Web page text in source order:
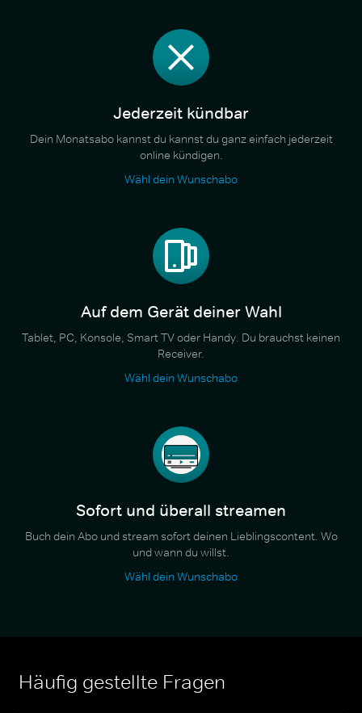
Jederzeit kündbar
Dein Monatsabo kannst du kannst du ganz einfach jederzeit
online kündigen.
Wähl dein Wunschabo
Auf dem Gerät deiner Wahl
Tablet, PC, Konsole, Smart TV oder Handy. Du brauchst keinen
Receiver.
Wähl dein Wunschabo
Sofort und überall streamen
Buch dein Abo und stream sofort deinen Lieblingscontent. Wo
und wann du willst.
Wähl dein Wunschabo
Häufig gestellte Fragen